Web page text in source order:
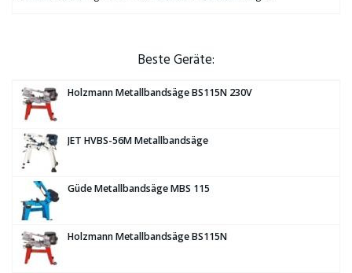
Beste Geräte:
Holzmann Metallbandsäge BS115N 230V
JET HVBS-56M Metallbandsäge
Güde Metallbandsäge MBS 115
Holzmann Metallbandsäge BS115N